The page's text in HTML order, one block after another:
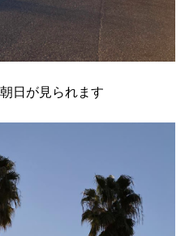
日が見られます